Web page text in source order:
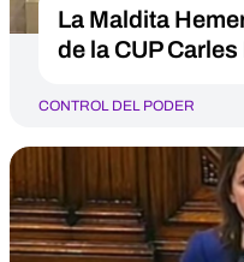
La Maldita
de la CUP Carles
CONTROL DEL PODER